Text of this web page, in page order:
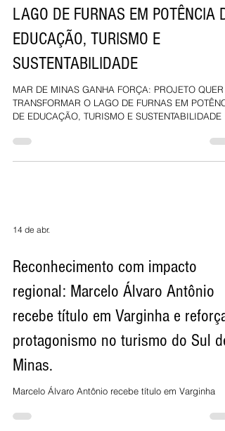
LAGO DE FURNAS EM POTÊNCIA
EDUCAÇÃO, TURISMO E
SUSTENTABILIDADE
MAR DE MINAS GANHA FORÇA: PROJETO QUER
TRANSFORMAR O LAGO DE FURNAS EM
DE EDUCAÇÃO, TURISMO E SUSTENTABILIDADE
14 de abr.
Reconhecimento com impacto
regional: Marcelo Álvaro Antônio
recebe título em Varginha e reforça
protagonismo no turismo do Sul de
Minas.
Marcelo Álvaro Antônio recebe título em Varginha